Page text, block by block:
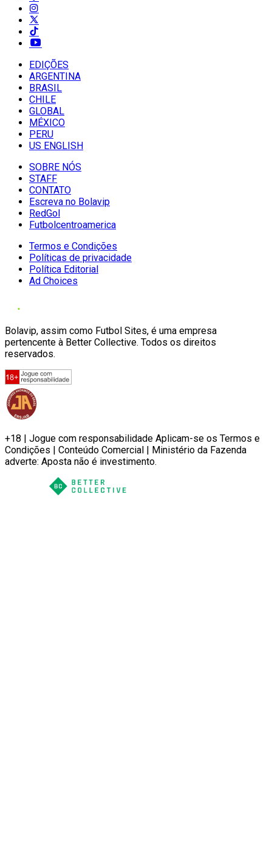
EDIÇÕES
ARGENTINA
BRASIL
CHILE
GLOBAL
MÉXICO
PERU
US ENGLISH
SOBRE NÓS
STAFF
CONTATO
Escreva no Bolavip
RedGol
Futbolcentroamerica
Termos e Condições
Políticas de privacidade
Política Editorial
Ad Choices
Bolavip, assim como Futbol Sites, é uma empresa
pertencente à Better Collective. Todos os direitos
reservados.
+18 | Jogue com responsabilidade Aplicam-se os Termos e
Condições | Conteúdo Comercial | Ministério da Fazenda
adverte: Aposta não é investimento.